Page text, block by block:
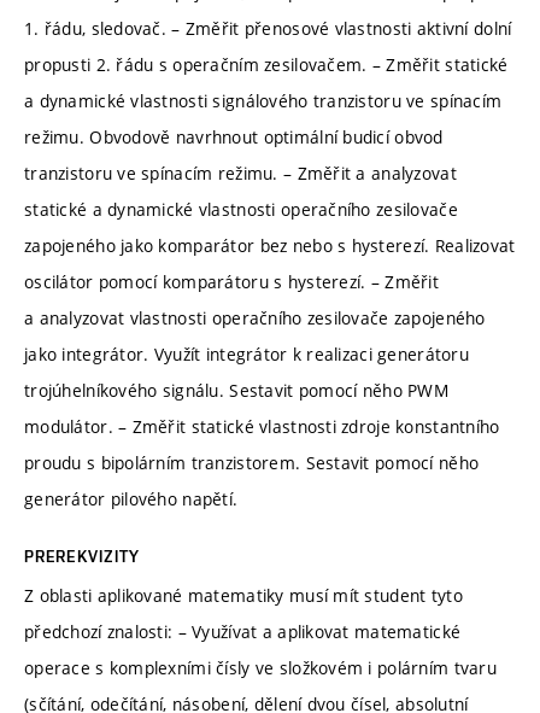
1. řádu, sledovač. – Změřit přenosové vlastnosti aktivní dolní
propusti 2. řádu s operačním zesilovačem. – Změřit statické
a dynamické vlastnosti signálového tranzistoru ve spínacím
režimu. Obvodově navrhnout optimální budicí obvod
tranzistoru ve spínacím režimu. – Změřit a analyzovat
statické a dynamické vlastnosti operačního zesilovače
zapojeného jako komparátor bez nebo s hysterezí. Realizovat
oscilátor pomocí komparátoru s hysterezí. – Změřit
a analyzovat vlastnosti operačního zesilovače zapojeného
jako integrátor. Využít integrátor k realizaci generátoru
trojúhelníkového signálu. Sestavit pomocí něho PWM
modulátor. – Změřit statické vlastnosti zdroje konstantního
proudu s bipolárním tranzistorem. Sestavit pomocí něho
generátor pilového napětí.
PREREKVIZITY
Z oblasti aplikované matematiky musí mít student tyto
předchozí znalosti: – Využívat a aplikovat matematické
operace s komplexními čísly ve složkovém i polárním tvaru
(sčítání, odečítání, násobení, dělení dvou čísel, absolutní